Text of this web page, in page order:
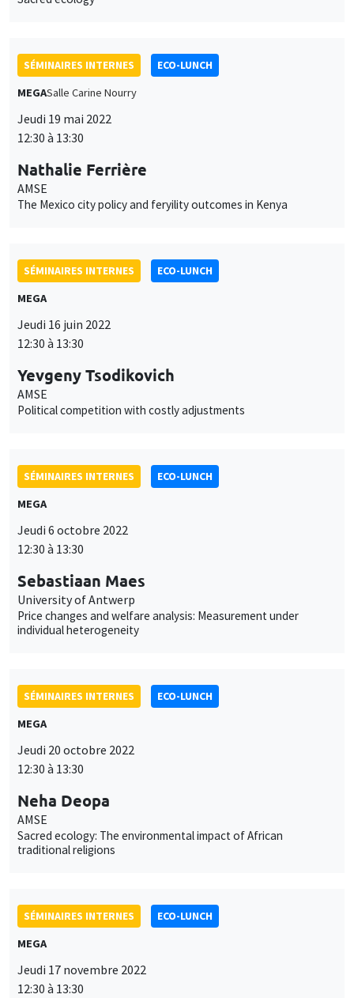
SÉMINAIRES INTERNES
ECO-LUNCH
MEGASalle Carine Nourry
Jeudi 19 mai 2022
12:30 à 13:30
Nathalie Ferrière
AMSE
The Mexico city policy and feryility outcomes in Kenya
SÉMINAIRES INTERNES
ECO-LUNCH
MEGA
Jeudi 16 juin 2022
12:30 à 13:30
Yevgeny Tsodikovich
AMSE
Political competition with costly adjustments
SÉMINAIRES INTERNES
ECO-LUNCH
MEGA
Jeudi 6 octobre 2022
12:30 à 13:30
Sebastiaan Maes
University of Antwerp
Price changes and welfare analysis: Measurement under
individual heterogeneity
SÉMINAIRES INTERNES
ECO-LUNCH
MEGA
Jeudi 20 octobre 2022
12:30 à 13:30
Neha Deopa
AMSE
Sacred ecology: The environmental impact of African
traditional religions
SÉMINAIRES INTERNES
ECO-LUNCH
MEGA
Jeudi 17 novembre 2022
12:30 à 13:30